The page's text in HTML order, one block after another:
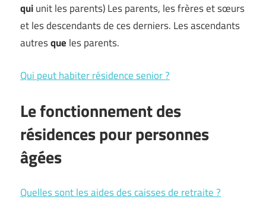
quiunit les parents) Les parents, les frères et sœurs
et les descendants de ces derniers. Les ascendants
autresque les parents.
Qui peut habiter résidence senior ?
Le fonctionnement des
résidences pour personnes
âgées
Quelles sont les aides des caisses de retraite ?